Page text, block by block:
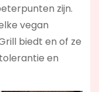
zijn.
vegan
biedt en of ze
en